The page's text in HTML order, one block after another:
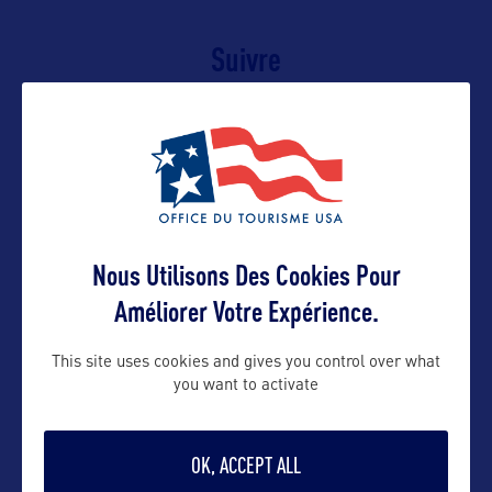
Suivre
Nous Utilisons Des Cookies Pour
Améliorer Votre Expérience.
This site uses cookies and gives you control over what
you want to activate
OK, ACCEPT ALL